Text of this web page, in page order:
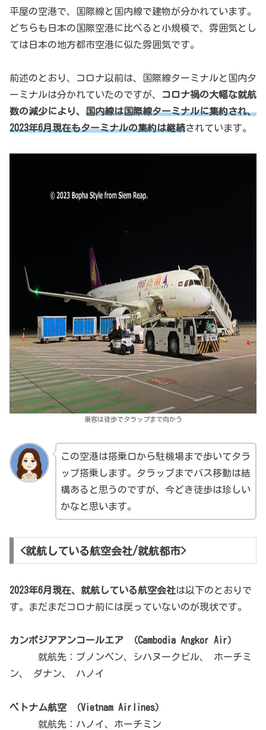
平屋の空港で、国際線と国内線で建物が分かれています。
どちらも日本の国際空港に比べると小規模で、雰囲気とし
ては日本の地方都市空港に似た雰囲気です。
前述のとおり、コロナ以前は、国際線ターミナルと国内タ
ーミナルは分かれていたのですが、
コロナ禍の大幅な就航
数の減少により、 国内線は国際線ターミナルに集約され、
2023年6月現在もターミナルの集約は継続されています。
乗客は徒歩でタラップまで向かう
この空港は搭乗口から駐機場まで歩いてタラ
ップ搭乗します。タラップまでバス移動は結
構あると思うのですが、今どき徒歩は珍しい
かなと思います。
<就航している航空会社/就航都市>
2023年6月現在、就航している航空会社は以下のとおりで
す。まだまだコロナ前には戻っていないのが現状です。
カンボジアアンコールエア （Cambodia Angkor Air）
就航先：プノンペン、シハヌークビル、 ホーチミ
ン、 ダナン、 ハノイ
ベトナム航空 （Vietnam Airlines）
就航先：ハノイ、ホーチミン